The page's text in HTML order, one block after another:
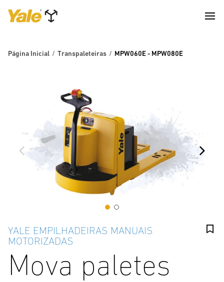
Página Inicial Transpaleteiras MPW060E - MPW080E
YALE EMPILHADEIRAS MANUAIS
MOTORIZADAS
Mova paletes